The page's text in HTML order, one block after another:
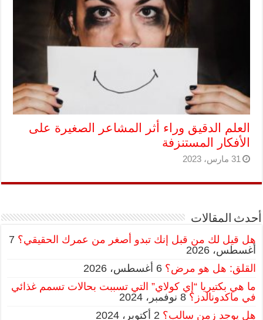
العلم الدقيق وراء أثر المشاعر الصغيرة على
الأفكار المستنزفة
31 مارس، 2023
أحدث المقالات
هل قيل لك من قبل إنك تبدو أصغر من عمرك الحقيقي؟ 7
أغسطس، 2026
القلق: هل هو مرض؟ 6 أغسطس، 2026
ما هي بكتيريا “إي كولاي” التي تسببت بحالات تسمم غذائي
في ماكدونالدز؟ 8 نوفمبر، 2024
هل يوجد زمن سالب؟ 2 أكتوبر، 2024